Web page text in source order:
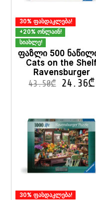
30% ფასდაკლება!
+20% ონლაინ!
სიახლე!
ფაზლი 500
Cats on the
Ravensburger
43.50₾ 24.36₾
30% ფასდაკლება!